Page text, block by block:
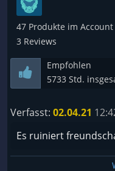
47 Produkte im Account
3 Reviews
Empfohlen
5733 Std.
Verfasst: 02.04.21
Es ruiniert